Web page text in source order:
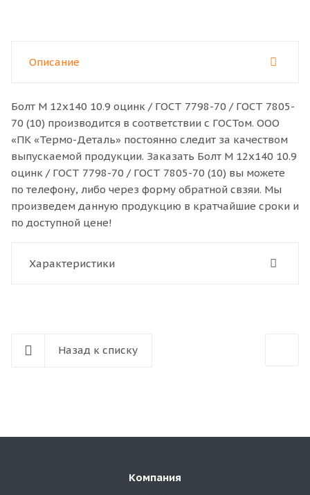
Описание
Болт M 12x140 10.9 оцинк / ГОСТ 7798-70 / ГОСТ 7805-
70 (10) производится в соответствии с ГОСТом. ООО
«ПК «Термо-Деталь» постоянно следит за качеством
выпускаемой продукции. Заказать Болт M 12x140 10.9
оцинк / ГОСТ 7798-70 / ГОСТ 7805-70 (10) вы можете
по телефону, либо через форму обратной свзяи. Мы
произведем данную продукцию в кратчайшие сроки и
по доступной цене!
Характеристики
Назад к списку
Компания